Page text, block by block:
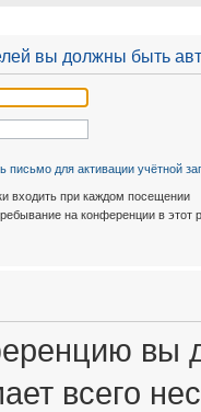
вы должны быть
письмо для активации учётной
входить при каждом посещении
на конференции в этот
вы
всего